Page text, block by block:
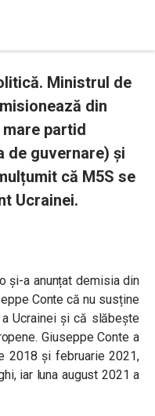
Ministrul de
din
partid
de guvernare) și
că M5S se
Ucrainei.
și-a anunțat demisia din
Conte că nu susține
Ucrainei și că slăbește
Giuseppe Conte a
2018 și februarie 2021,
iar luna august 2021 a